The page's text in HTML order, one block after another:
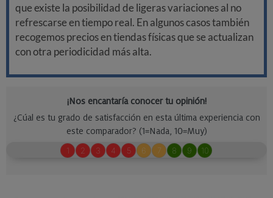
que existe la posibilidad de ligeras variaciones al no
refrescarse en tiempo real. En algunos casos también
recogemos precios en tiendas físicas que se actualizan
con otra periodicidad más alta.